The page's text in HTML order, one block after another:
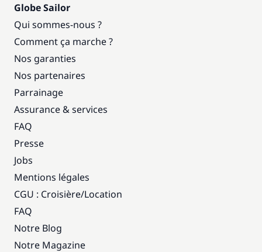
Globe Sailor
Qui sommes-nous ?
Comment ça marche ?
Nos garanties
Nos partenaires
Parrainage
Assurance & services
FAQ
Presse
Jobs
Mentions légales
CGU : Croisière/Location
FAQ
Notre Blog
Notre Magazine